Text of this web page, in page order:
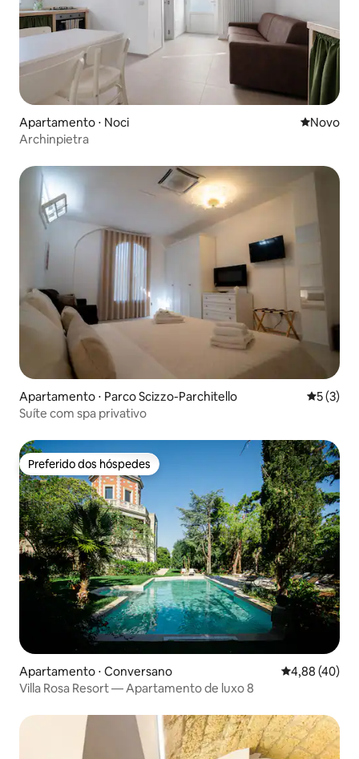
Apartamento ⋅ Noci Novo
Novo
Archinpietra
Apartamento ⋅ Parco Scizzo-Parchitello 5 de
5 (3)
Suíte com spa privativo
Preferido dos hóspedes
Preferido dos hóspedes
Apartamento ⋅ Conversano 4,88 de uma
4,88 (40)
Villa Rosa Resort — Apartamento de luxo 8